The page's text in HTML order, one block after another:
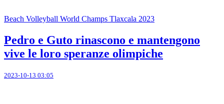
Beach Volleyball World Champs Tlaxcala 2023
Pedro e Guto rinascono e mantengono
vive le loro speranze olimpiche
2023-10-13 03:05